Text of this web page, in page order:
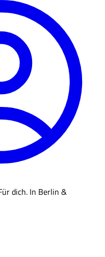
dich. In Berlin &